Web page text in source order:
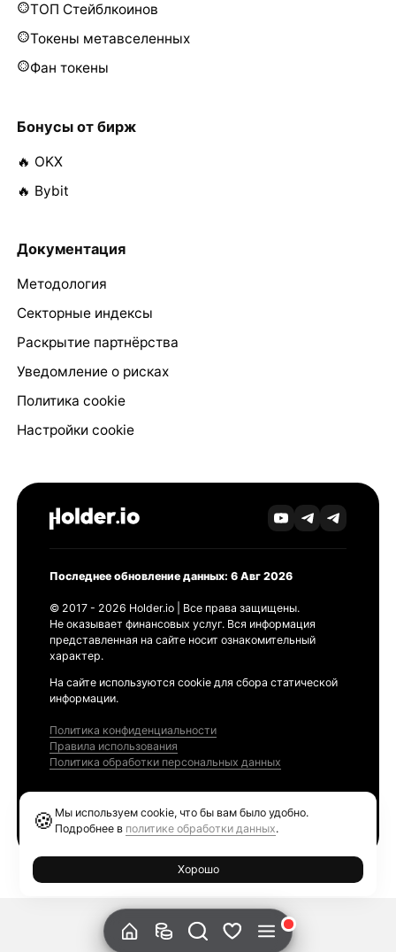
ТОП Стейблкоинов
Токены метавселенных
Фан токены
Бонусы от бирж
🔥 OKX
🔥 Bybit
Документация
Методология
Секторные индексы
Раскрытие партнёрства
Уведомление о рисках
Политика cookie
Настройки cookie
Последнее обновление данных: 6 Авг 2026
© 2017 - 2026 Holder.io | Все права защищены.
Не оказывает финансовых услуг. Вся информация
представленная на сайте носит ознакомительный
характер.
На сайте используются cookie для сбора статической
информации.
Политика конфиденциальности
Правила использования
Политика обработки персональных данных
🍪 Мы используем cookie, что бы вам было удобно.
Подробнее в политике обработки данных.
Хорошо
Ethereum GAS Tracker